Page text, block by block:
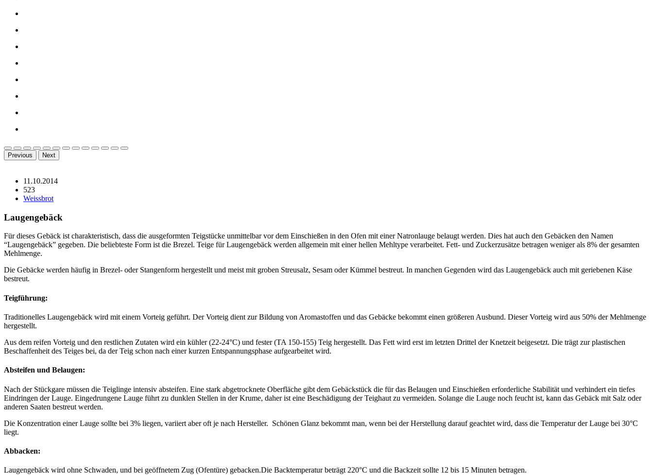
Previous Next
11.10.2014
523
Weissbrot
Laugengebäck
Für dieses Gebäck ist charakteristisch, dass die ausgeformten Teigstücke unmittelbar vor dem Einschießen in den Ofen mit einer Natronlauge belaugt werden. Dies hat auch den Gebäcken den Namen
“Laugengebäck” gegeben. Die beliebteste Form ist die Brezel. Teige für Laugengebäck werden allgemein mit einer hellen Mehltype verarbeitet. Fett- und Zuckerzusätze betragen weniger als 8% der gesamten
Mehlmenge.
Die Gebäcke werden häufig in Brezel- oder Stangenform hergestellt und meist mit groben Streusalz, Sesam oder Kümmel bestreut. In manchen Gegenden wird das Laugengebäck auch mit geriebenen Käse
bestreut.
Teigführung:
Traditionelles Laugengebäck wird mit einem Vorteig geführt. Der Vorteig dient zur Bildung von Aromastoffen und das Gebäcke bekommt einen größeren Ausbund. Dieser Vorteig wird aus 50% der Mehlmenge
hergestellt.
Aus dem reifen Vorteig und den restlichen Zutaten wird ein kühler (22-24°C) und fester (TA 150-155) Teig hergestellt. Das Fett wird erst im letzten Drittel der Knetzeit beigesetzt. Die trägt zur plastischen
Beschaffenheit des Teiges bei, da der Teig schon nach einer kurzen Entspannungsphase aufgearbeitet wird.
Absteifen und Belaugen:
Nach der Stückgare müssen die Teiglinge intensiv absteifen. Eine stark abgetrocknete Oberfläche gibt dem Gebäckstück die für das Belaugen und Einschießen erforderliche Stabilität und verhindert ein tiefes
Eindringen der Lauge. Eingedrungene Lauge führt zu dunklen Stellen in der Krume, daher ist eine Beschädigung der Teighaut zu vermeiden. Solange die Lauge noch feucht ist, kann das Gebäck mit Salz oder
anderen Saaten bestreut werden.
Die Konzentration einer Lauge sollte bei 3% liegen, variiert aber oft je nach Hersteller. Schönen Glanz bekommt man, wenn bei der Herstellung darauf geachtet wird, dass die Temperatur der Lauge bei 30°C
liegt.
Abbacken:
Laugengebäck wird ohne Schwaden, und bei geöffnetem Zug (Ofentüre) gebacken.Die Backtemperatur beträgt 220°C und die Backzeit sollte 12 bis 15 Minuten betragen.